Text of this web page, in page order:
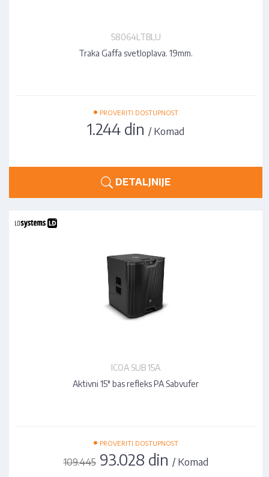
58064LTBLU
Traka Gaffa svetloplava. 19mm.
• PROVERITI DOSTUPNOST
1.244 din / Komad
DETALJNIJE
ICOA SUB 15A
Aktivni 15" bas refleks PA Sabvufer
• PROVERITI DOSTUPNOST
109.445 93.028 din / Komad